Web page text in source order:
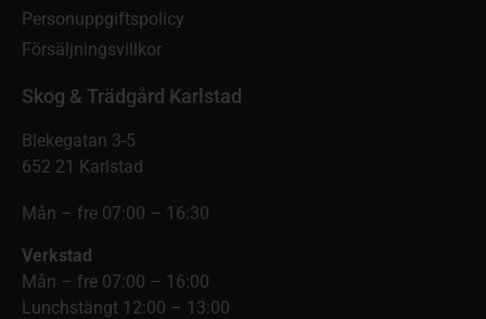
Personuppgiftspolicy
Försäljningsvillkor
Skog & Trädgård Karlstad
Blekegatan 3-5
652 21 Karlstad
Mån – fre 07:00 – 16:30
Verkstad
Mån – fre 07:00 – 16:00
Lunchstängt 12:00 – 13:00